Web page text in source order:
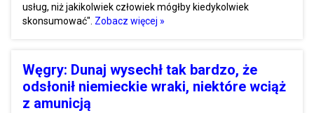
usług, niż jakikolwiek człowiek mógłby kiedykolwiek
skonsumować". Zobacz więcej »
Węgry: Dunaj wysechł tak bardzo, że
odsłonił niemieckie wraki, niektóre wciąż
z amunicją